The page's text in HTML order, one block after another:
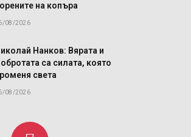
на копъра
08/2026
Нанков: Вярата и
са силата, която
света
08/2026